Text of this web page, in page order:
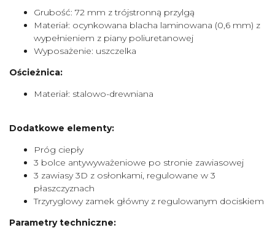
Grubość: 72 mm z trójstronną przylgą
Materiał: ocynkowana blacha laminowana (0,6 mm) z
wypełnieniem z piany poliuretanowej
Wyposażenie: uszczelka
Ościeżnica:
Materiał: stalowo-drewniana
Dodatkowe elementy:
Próg ciepły
3 bolce antywyważeniowe po stronie zawiasowej
3 zawiasy 3D z osłonkami, regulowane w 3
płaszczyznach
Trzyryglowy zamek główny z regulowanym dociskiem
Parametry techniczne: